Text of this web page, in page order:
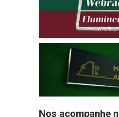
Nos acompanhe